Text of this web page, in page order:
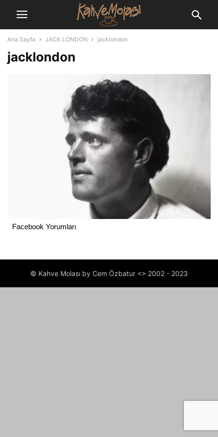
Ana Sayfa JACK LONDON jacklondon
jacklondon
Facebook Yorumları
© Kahve Molası by Cem Özbatur <> 2002 - 2023